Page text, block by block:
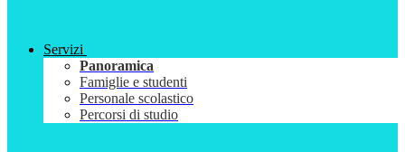
Servizi
Panoramica
Famiglie e studenti
Personale scolastico
Percorsi di studio